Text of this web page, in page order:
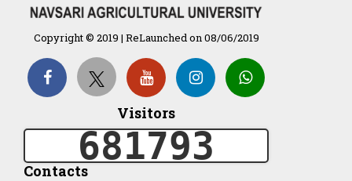
Organization Structure
ખેડુત માર્ગદર્શિકા
Accreditation Certificate
Copyright © 2019 | ReLaunched on 08/06/2019
Visitors
681793
Contacts